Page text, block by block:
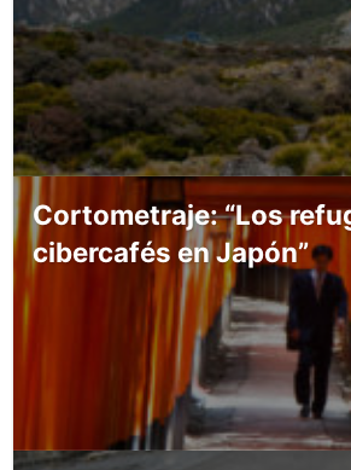
Cortometraje: “Los
cibercafés en Japón”